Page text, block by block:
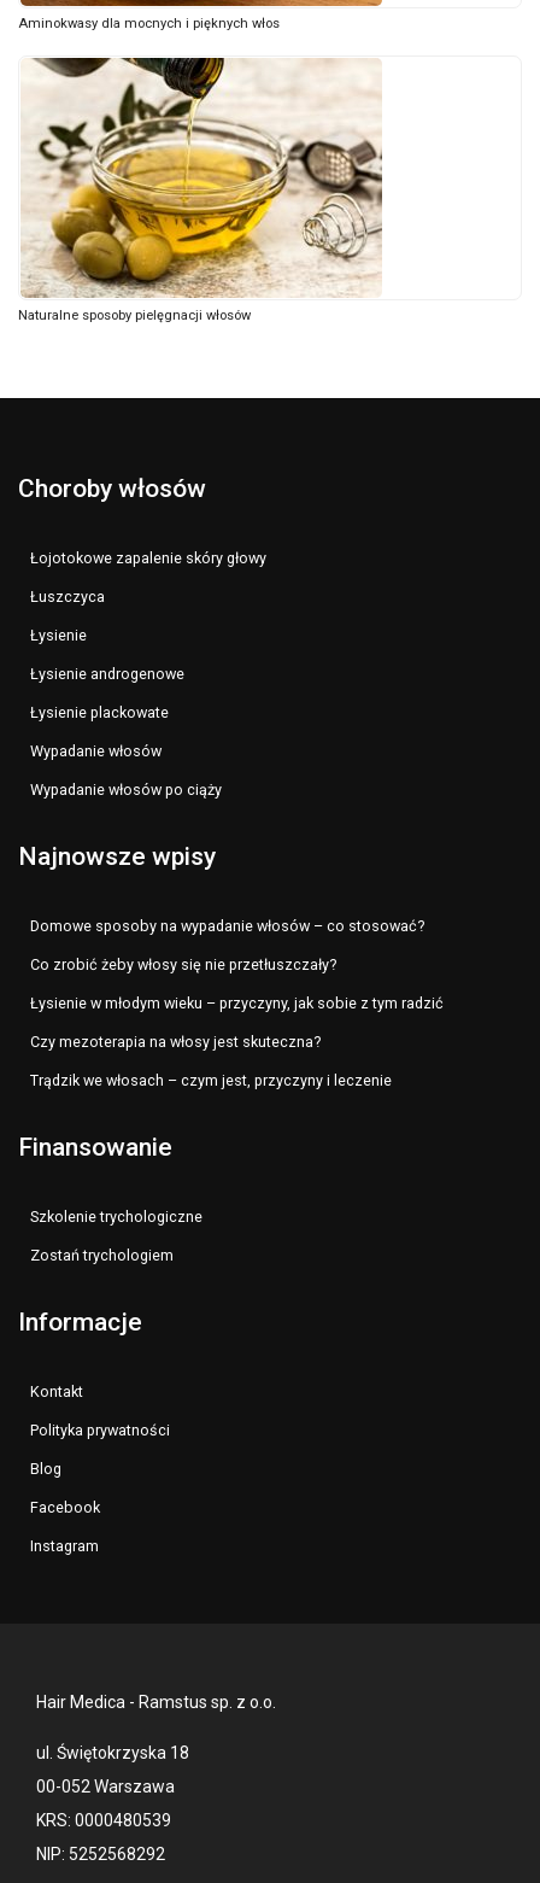
Aminokwasy dla mocnych i pięknych włos
Naturalne sposoby pielęgnacji włosów
Choroby włosów
Łojotokowe zapalenie skóry głowy
Łuszczyca
Łysienie
Łysienie androgenowe
Łysienie plackowate
Wypadanie włosów
Wypadanie włosów po ciąży
Najnowsze wpisy
Domowe sposoby na wypadanie włosów – co stosować?
Co zrobić żeby włosy się nie przetłuszczały?
Łysienie w młodym wieku – przyczyny, jak sobie z tym radzić
Czy mezoterapia na włosy jest skuteczna?
Trądzik we włosach – czym jest, przyczyny i leczenie
Finansowanie
Szkolenie trychologiczne
Zostań trychologiem
Informacje
Kontakt
Polityka prywatności
Blog
Facebook
Instagram
Hair Medica - Ramstus sp. z o.o.
ul. Świętokrzyska 18
00-052 Warszawa
KRS: 0000480539
NIP: 5252568292